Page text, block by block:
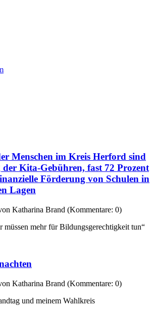
Menschen im Kreis Herford sind
Kita-Gebühren, fast 72 Prozent
Förderung von Schulen in
Lagen
Katharina Brand (Kommentare: 0)
müssen mehr für Bildungsgerechtigkeit tun“
Katharina Brand (Kommentare: 0)
und meinem Wahlkreis